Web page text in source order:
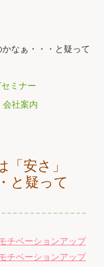
なぁ・・・と疑って
ミナー
会社案内
「安さ」
と疑って
チベーションアップ
チベーションアップ